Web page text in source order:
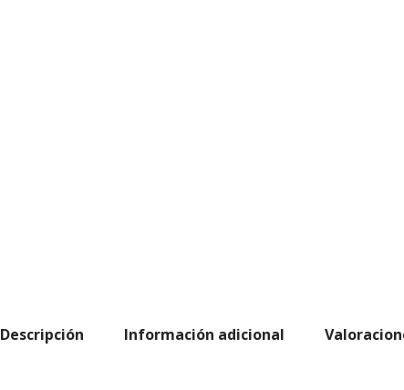
Descripción Información adicional